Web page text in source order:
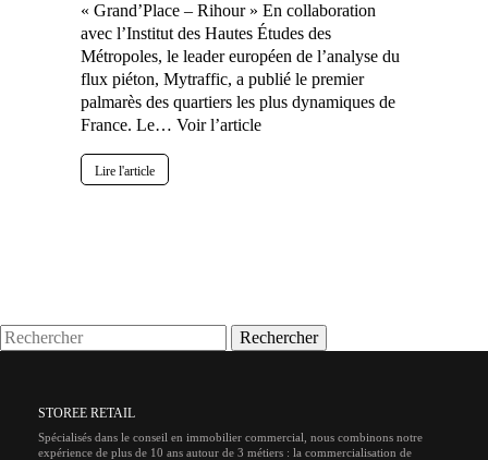
« Grand’Place – Rihour » En collaboration
avec l’Institut des Hautes Études des
Métropoles, le leader européen de l’analyse du
flux piéton, Mytraffic, a publié le premier
palmarès des quartiers les plus dynamiques de
France. Le… Voir l’article
Lire l'article
Rechercher
STOREE RETAIL
Spécialisés dans le conseil en immobilier commercial, nous combinons notre
expérience de plus de 10 ans autour de 3 métiers : la commercialisation de